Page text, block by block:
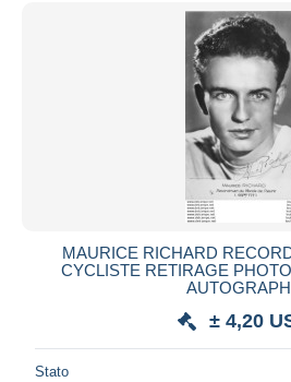
MAURICE RICHARD
CYCLISTE RETIRAGE
± 4,20
Stato